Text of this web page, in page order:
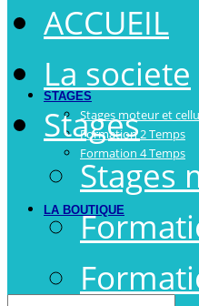
STAGES
Stages moteur et
Formation 2 Temps
Formation 4 Temps
LA BOUTIQUE
ACCUEIL
La societe
Stages
Stages